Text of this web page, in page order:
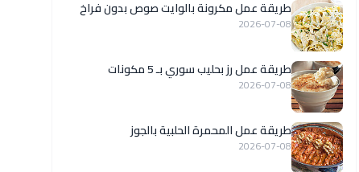
طريقة عمل مكرونة بالوايت صوص بدون فراخ
2026-07-08
طريقة عمل رز بحليب سوري بـ 5 مكونات
2026-07-08
طريقة عمل المحمرة الحلبية بالجوز
2026-07-08